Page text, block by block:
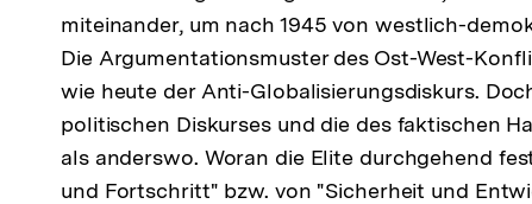
miteinander, um nach 1945 von westlich-
Die Argumentationsmuster des Ost-West-
wie heute der Anti-Globalisierungsdiskurs.
politischen Diskurses und die des faktischen
als anderswo. Woran die Elite durchgehend
und Fortschritt" bzw. von "Sicherheit und